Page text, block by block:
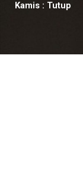
Kamis : Tutup